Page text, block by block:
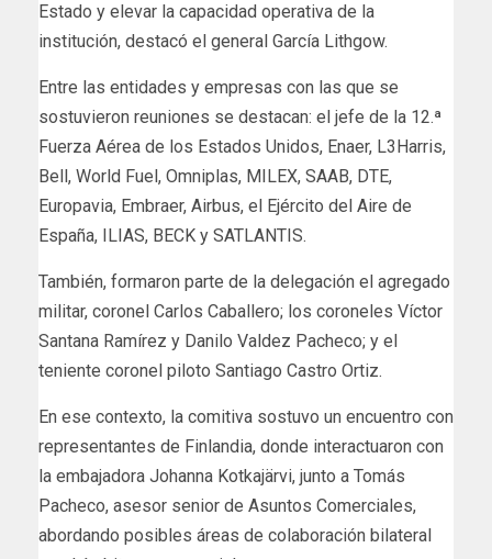
Estado y elevar la capacidad operativa de la
institución, destacó el general García Lithgow.
Entre las entidades y empresas con las que se
sostuvieron reuniones se destacan: el jefe de la 12.ª
Fuerza Aérea de los Estados Unidos, Enaer, L3Harris,
Bell, World Fuel, Omniplas, MILEX, SAAB, DTE,
Europavia, Embraer, Airbus, el Ejército del Aire de
España, ILIAS, BECK y SATLANTIS.
También, formaron parte de la delegación el agregado
militar, coronel Carlos Caballero; los coroneles Víctor
Santana Ramírez y Danilo Valdez Pacheco; y el
teniente coronel piloto Santiago Castro Ortiz.
En ese contexto, la comitiva sostuvo un encuentro con
representantes de Finlandia, donde interactuaron con
la embajadora Johanna Kotkajärvi, junto a Tomás
Pacheco, asesor senior de Asuntos Comerciales,
abordando posibles áreas de colaboración bilateral